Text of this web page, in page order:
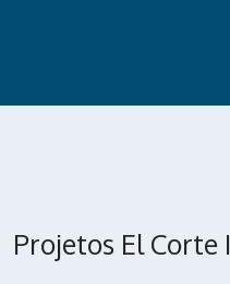
Projetos El Corte